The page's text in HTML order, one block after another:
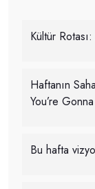
Kültür
Haftanın
You’re
Bu hafta